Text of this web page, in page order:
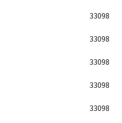
33098
33098
33098
33098
33098